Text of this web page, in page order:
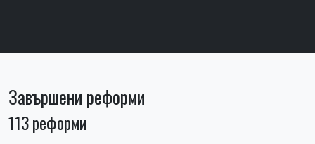
Завършени реформи
113 реформи